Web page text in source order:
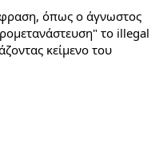
όπως ο άγνωστος
το illegal
κείμενο του